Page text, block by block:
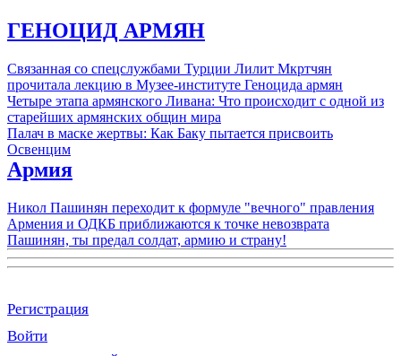
ГЕНОЦИД АРМЯН
Связанная со спецслужбами Турции Лилит Мкртчян
прочитала лекцию в Музее-институте Геноцида армян
Четыре этапа армянского Ливана: Что происходит с одной из
старейших армянских общин мира
Палач в маске жертвы: Как Баку пытается присвоить
Освенцим
Армия
Никол Пашинян переходит к формуле "вечного" правления
Армения и ОДКБ приближаются к точке невозврата
Пашинян, ты предал солдат, армию и страну!
Регистрация
Войти